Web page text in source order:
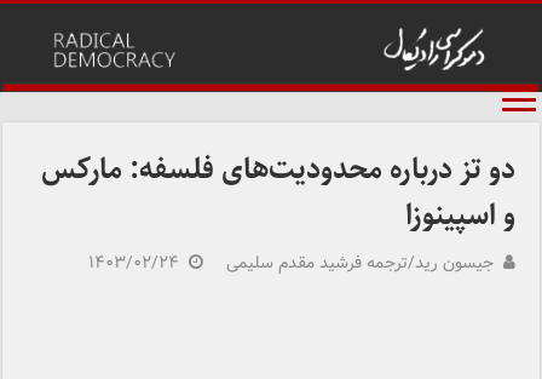
دو تز درباره محدودیت‌های فلسفه: مارکس
و اسپینوزا
جیسون رید/ترجمه فرشید مقدم سلیمی ۱۴۰۳/۰۲/۲۴